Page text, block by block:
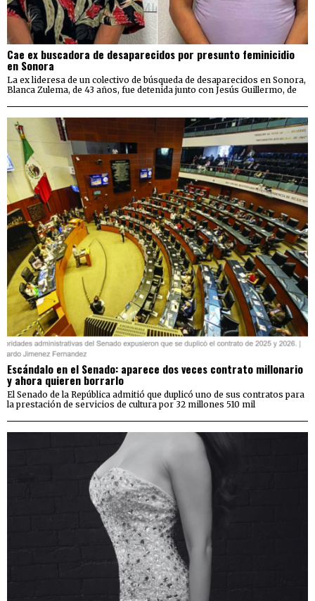
Cae ex buscadora de desaparecidos por presunto feminicidio
en Sonora
La ex lideresa de un colectivo de búsqueda de desaparecidos en Sonora,
Blanca Zulema, de 43 años, fue detenida junto con Jesús Guillermo, de
Escándalo en el Senado: aparece dos veces contrato millonario
y ahora quieren borrarlo
El Senado de la República admitió que duplicó uno de sus contratos para
la prestación de servicios de cultura por 32 millones 510 mil